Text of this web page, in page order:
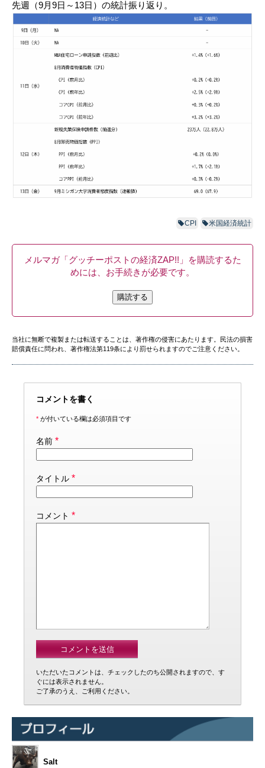
先週（9月9日～13日）の統計振り返り。
CPI 米国経済統計
メルマガ「グッチーポストの経済ZAP!!」を購読するた
めには、お手続きが必要です。
購読する
当社に無断で複製または転送することは、著作権の侵害にあたります。民法の損害
賠償責任に問われ、著作権法第119条により罰せられますのでご注意ください。
コメントを書く
* が付いている欄は必須項目です
名前 *
タイトル *
コメント *
いただいたコメントは、チェックしたのち公開されますので、す
ぐには表示されません。
ご了承のうえ、ご利用ください。
Salt